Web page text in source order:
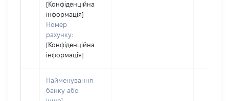
[Конфіденційна
інформація]
Номер
рахунку:
[Конфіденційна
інформація]
Найменування
банку або